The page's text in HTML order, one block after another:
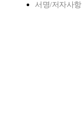
서명/저자사항